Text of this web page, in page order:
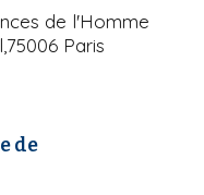
de l'Homme
Paris
de